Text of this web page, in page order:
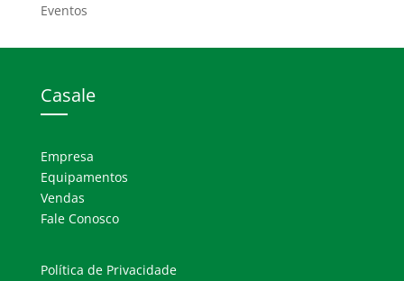
Eventos
Casale
Empresa
Equipamentos
Vendas
Fale Conosco
Política de Privacidade